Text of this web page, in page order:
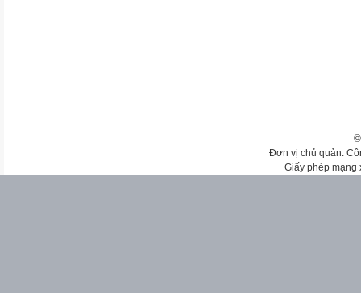
Đơn vị chủ quản:
Giấy phép mạng